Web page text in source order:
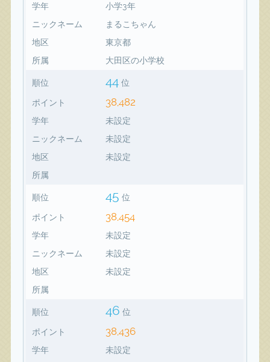
学年
小学3年
ニックネーム
まるこちゃん
地区
東京都
所属
大田区の小学校
順位 44 位
ポイント 38,482
学年
未設定
ニックネーム
未設定
地区
未設定
所属
順位 45 位
ポイント 38,454
学年
未設定
ニックネーム
未設定
地区
未設定
所属
順位 46 位
ポイント 38,436
学年
未設定